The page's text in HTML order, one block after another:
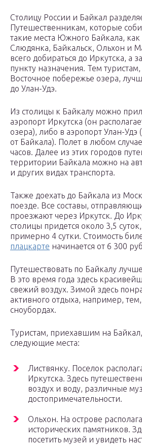
Столицу России и Байкал
Путешественникам, которые
такие места Южного Байкала,
Слюдянка, Байкальск, Ольхон и
всего добираться до Иркутска, а
пункту назначения. Тем
Восточное побережье озера,
до Улан-Удэ.
Из столицы к Байкалу можно
аэропорт Иркутска (он
озера), либо в аэропорт Улан-Удэ
от Байкала). Полет в любом
часов. Далее из этих городов
территории Байкала можно на
и других видах транспорта.
Также доехать до Байкала из
поезде. Все составы,
проезжают через Иркутск. До
столицы придется около 3,5
примерно 4 сутки. Стоимость
плацкарте начинается от 6 300
Путешествовать по Байкалу
В это время года здесь
свежий воздух. Зимой здесь
активного отдыха, например, тем,
сноубордах.
Туристам, приехавшим на Байкал,
следующие места:
Листвянку. Поселок
Иркутска. Здесь
воздух и воду, различные
достопримечательности.
Ольхон. На острове
исторических памятников.
посетить музей и увидеть